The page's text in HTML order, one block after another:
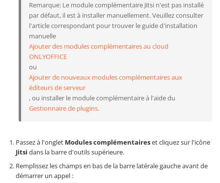
Remarque: Le module complémentaire Jitsi n'est pas installé
par défaut, il est à installer manuellement. Veuillez consulter
l'article correspondant pour trouver le guide d'installation
manuelle
Ajouter des modules complémentaires au cloud
ONLYOFFICE
ou
Ajouter de nouveaux modules complémentaires aux
éditeurs de serveur
, ou installer le module complémentaire à l'aide du
Gestionnaire de plugins.
Passez à l'onglet Modules complémentaireset cliquez sur l'icône
Jitsi dans la barre d'outils supérieure.
Remplissez les champs en bas de la barre latérale gauche avant de
démarrer un appel :